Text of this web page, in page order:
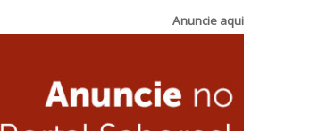
Espanhola
Sanduicherias
Anuncie aqui